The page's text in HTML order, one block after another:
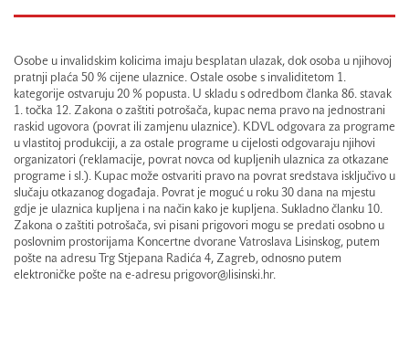
Osobe u invalidskim kolicima imaju besplatan ulazak, dok osoba u njihovoj
pratnji plaća 50 % cijene ulaznice. Ostale osobe s invaliditetom 1.
kategorije ostvaruju 20 % popusta. U skladu s odredbom članka 86. stavak
1. točka 12. Zakona o zaštiti potrošača, kupac nema pravo na jednostrani
raskid ugovora (povrat ili zamjenu ulaznice). KDVL odgovara za programe
u vlastitoj produkciji, a za ostale programe u cijelosti odgovaraju njihovi
organizatori (reklamacije, povrat novca od kupljenih ulaznica za otkazane
programe i sl.). Kupac može ostvariti pravo na povrat sredstava isključivo u
slučaju otkazanog događaja. Povrat je moguć u roku 30 dana na mjestu
gdje je ulaznica kupljena i na način kako je kupljena. Sukladno članku 10.
Zakona o zaštiti potrošača, svi pisani prigovori mogu se predati osobno u
poslovnim prostorijama Koncertne dvorane Vatroslava Lisinskog, putem
pošte na adresu Trg Stjepana Radića 4, Zagreb, odnosno putem
elektroničke pošte na e-adresu prigovor@lisinski.hr.